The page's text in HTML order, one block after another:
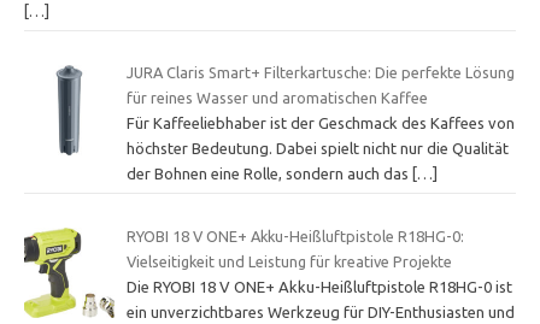
[…]
JURA Claris Smart+ Filterkartusche: Die perfekte Lösung
für reines Wasser und aromatischen Kaffee
Für Kaffeeliebhaber ist der Geschmack des Kaffees von
höchster Bedeutung. Dabei spielt nicht nur die Qualität
der Bohnen eine Rolle, sondern auch das
[…]
RYOBI 18 V ONE+ Akku-Heißluftpistole R18HG-0:
Vielseitigkeit und Leistung für kreative Projekte
Die RYOBI 18 V ONE+ Akku-Heißluftpistole R18HG-0 ist
ein unverzichtbares Werkzeug für DIY-Enthusiasten und